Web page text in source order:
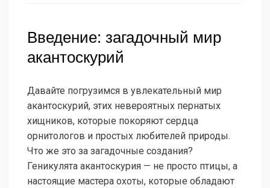
Введение: загадочный мир
акантоскурий
Давайте погрузимся в увлекательный мир
акантоскурий, этих невероятных пернатых
хищников, которые покоряют сердца
орнитологов и простых любителей природы.
Что же это за загадочные создания?
Геникулята акантоскурия — не просто птицы, а
настоящие мастера охоты, которые обладают